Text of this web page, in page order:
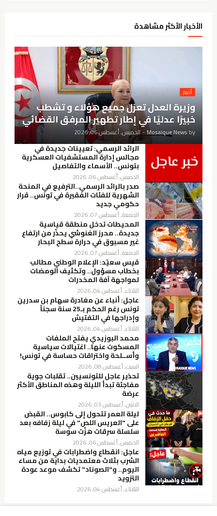
الأخبار الأكثر مشاهدة
أخبار
وزيرة العدل تعزل جميع هؤلاء و تشطب
خبيرًا عدليًا في إطار تطهير المرفق القضائي
by
Mosaique News
- الخميس, أغسطس 06, 2026
الرائد الرسمي: تعيينات جديدة في
مجالس إدارة المستشفيات العسكرية
بتونس.. الأسماء والتفاصيل
الخميس, أغسطس 06, 2026
صدر بالرائد الرسمي..الترفيع في المنحة
الشهرية للفئات الفقيرة في تونس.. قرار
حكومي جديد
الجمعة, أغسطس 07, 2026
المحيطات تدخل منطقة قياسية
جديدة.. محرز الغنوشي يحذّر من ارتفاع
غير مسبوق في حرارة سطح البحار
الجمعة, أغسطس 07, 2026
قيس سعيّد: الإعلام الوطني مطالب
بخطاب مسؤول.. وتكثيف الومضات
لمواجهة آفة المخدرات
الثلاثاء, أغسطس 04, 2026
عاجل: أنباء عن مغادرة سهام بن سدرين
تونس رغم الحكم بـ25 سنة سجناً
وإدراجها في التفتيش
الثلاثاء, أغسطس 04, 2026
محمد البوزيدي يفتح الملفات
المسكوت عنها.. اغتيالات سياسية
وأســلحة واختراقات حساسة في تونس!
السبت, أغسطس 08, 2026
تحذير عاجل للتونسيين.. تقلبات جوية
مفاجئة تبدأ الليلة وهذه المناطق الأكثر
عرضة
الاثنين, أغسطس 03, 2026
ليلة العمر تتحول إلى كابوس.. القبض
على "العريس اللص" في ليلة زفافه بعد
سلسلة سرقات هزّت سوسة
الخميس, أغسطس 06, 2026
عاجل: انقطاع واضطرابات في توزيع مياه
الشرب بثلاث معتمديات بداية من مساء
اليوم.. و"الصوناد" تكشف موعد عودة
التزويد
الثلاثاء, أغسطس 04, 2026